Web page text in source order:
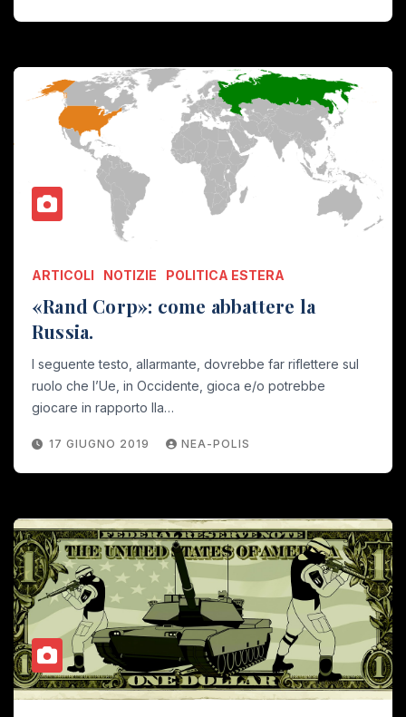
ARTICOLI NOTIZIE POLITICA ESTERA
«Rand Corp»: come abbattere la
Russia.
l seguente testo, allarmante, dovrebbe far riflettere sul
ruolo che l’Ue, in Occidente, gioca e/o potrebbe
giocare in rapporto lla…
17 GIUGNO 2019 NEA-POLIS